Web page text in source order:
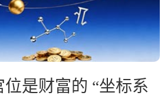
是财富的 “坐标系